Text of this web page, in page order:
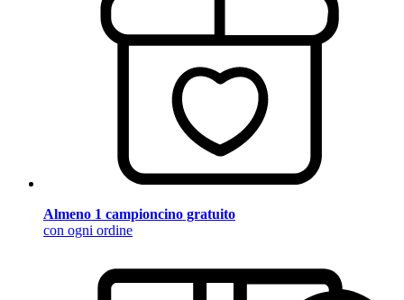
Almeno 1 campioncino gratuito
con ogni ordine